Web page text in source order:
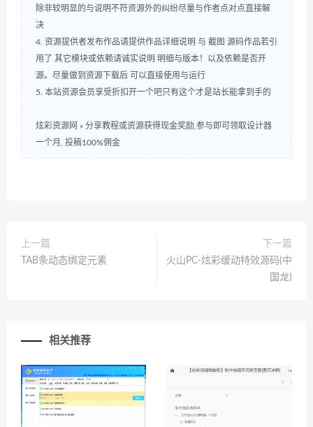
除非较明显的与说明不符资源外的纠纷尽量与作者点对点直接解
决
4. 资源提供者发布作品请提供作品详细说明 与 截图 源码作品若引
用了 其它模块或依赖请诚实说明 明细与版本！以及依赖是否开
源。尽量做到资源下载后 可以直接使用与运行
5. 本站资源会员享受折扣开一个吧只有这个才是站长能拿到手的
炫彩资源网 » 分享教程或资源获得现金奖励,参与即可领取设计器
一个月, 投稿100%佣金
上一篇
TAB条动态绑定元素
下一篇
火山PC-炫彩缓动特效源码(中
国龙)
相关推荐